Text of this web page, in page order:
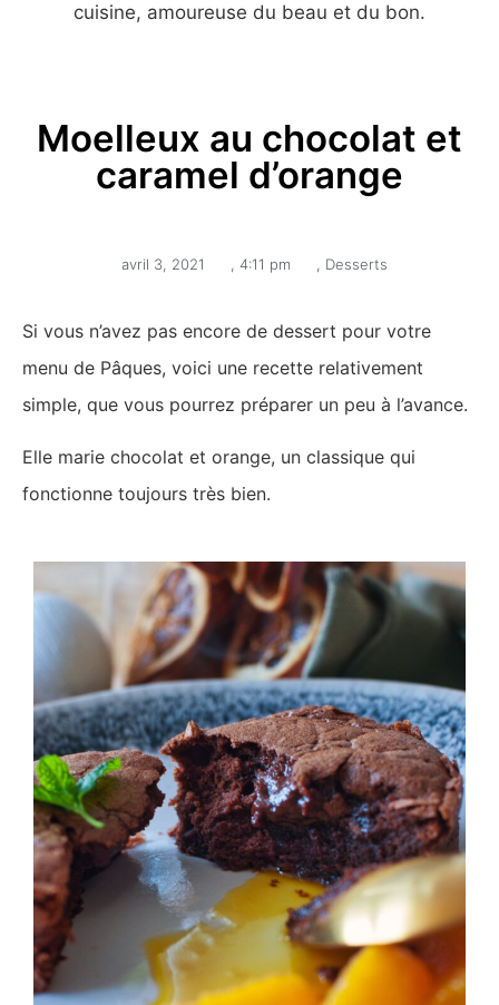
cuisine, amoureuse du beau et du bon.
Moelleux au chocolat et
caramel d’orange
avril 3, 2021 4:11 pm Desserts
Si vous n’avez pas encore de dessert pour votre
menu de Pâques, voici une recette relativement
simple, que vous pourrez préparer un peu à l’avance.
Elle marie chocolat et orange, un classique qui
fonctionne toujours très bien.